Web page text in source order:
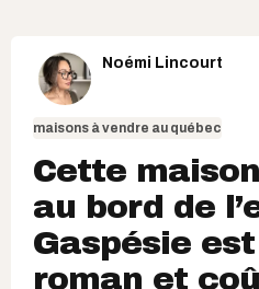
Noémi Lincourt
maisons à vendre au québec
Cette
au bord de
Gaspésie est
roman et